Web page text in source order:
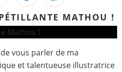
MATHOU !
vous parler de ma
et talentueuse illustratrice